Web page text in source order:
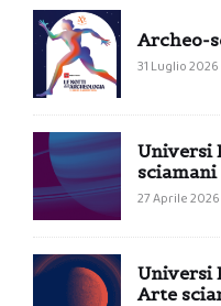
Archeo-
31 Luglio 2026
Universi
27 Aprile 2026
Universi
Arte